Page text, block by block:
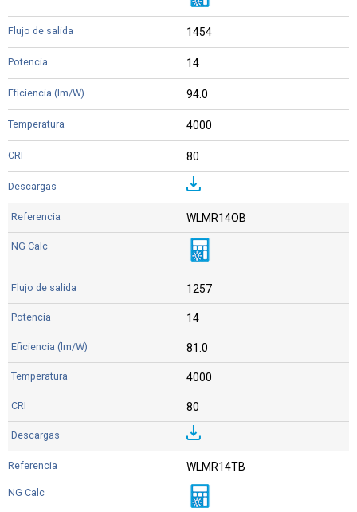
1454
14
94.0
4000
80
WLMR14OB
1257
14
81.0
4000
80
WLMR14TB